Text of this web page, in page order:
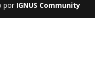
por IGNUS Community